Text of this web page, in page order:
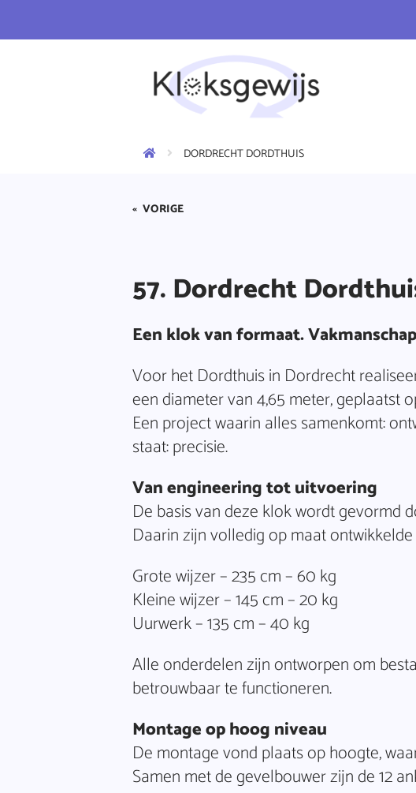
DORDRECHT DORDTHUIS
« VORIGE
57. Dordrecht
Een klok van formaat.
Voor het Dordthuis in Dordrecht
een diameter van 4,65 meter, geplaatst
Een project waarin alles samenkomt:
staat: precisie.
Van engineering tot uitvoering
De basis van deze klok wordt gevormd
Daarin zijn volledig op maat
Grote wijzer – 235 cm – 60 kg
Kleine wijzer – 145 cm – 20 kg
Uurwerk – 135 cm – 40 kg
Alle onderdelen zijn ontworpen om
betrouwbaar te functioneren.
Montage op hoog niveau
De montage vond plaats op hoogte,
Samen met de gevelbouwer zijn de 12